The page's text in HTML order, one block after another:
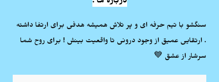
سنگشو با تیم حرفه ای و پر تلاش همیشه هدفی برای ارتفا داشته
. ارتقایی عمیق از وجود درونی تا واقعیت بینش ! برای روح شما
سرشار از عشق 💙